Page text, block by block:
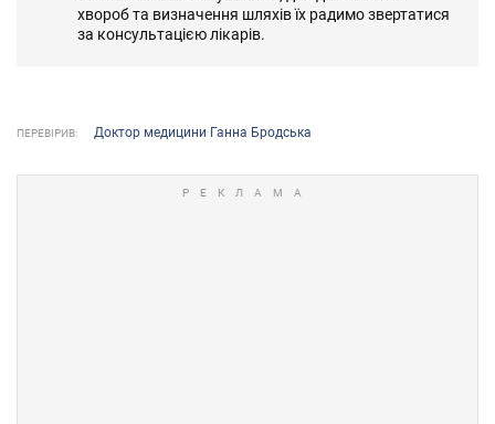
хвороб та визначення шляхів їх радимо звертатися
за консультацією лікарів.
ПЕРЕВІРИВ: Доктор медицини Ганна Бродська